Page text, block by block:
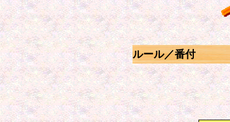
ルール／番付